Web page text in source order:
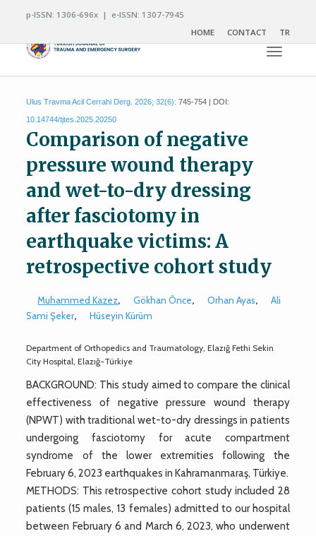
p-ISSN: 1306-696x | e-ISSN: 1307-7945
HOME
CONTACT TR
Toggle
Ulus Travma Acil Cerrahi Derg. 2026; 32(6): 745-754 | DOI:
10.14744/tjtes.2025.20250
Comparison of negative
pressure wound therapy
and wet-to-dry dressing
after fasciotomy in
earthquake victims: A
retrospective cohort study
Muhammed Kazez, Gökhan Önce, Orhan Ayas,
Ali
Sami Şeker, Hüseyin Kürüm
Department of Orthopedics and Traumatology, Elazığ Fethi Sekin
City Hospital, Elazığ-Türkiye
BACKGROUND: This study aimed to compare the clinical
effectiveness of negative pressure wound therapy
(NPWT) with traditional wet-to-dry dressings in patients
undergoing fasciotomy for acute compartment
syndrome of the lower extremities following the
February 6, 2023 earthquakes in Kahramanmaraş, Türkiye.
METHODS: This retrospective cohort study included 28
patients (15 males, 13 females) admitted to our hospital
between February 6 and March 6, 2023, who underwent